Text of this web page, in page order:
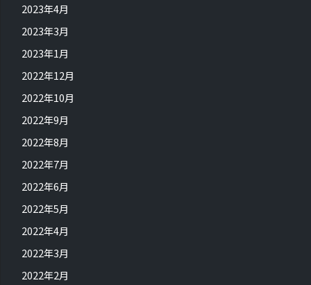
2023年4月
2023年3月
2023年1月
2022年12月
2022年10月
2022年9月
2022年8月
2022年7月
2022年6月
2022年5月
2022年4月
2022年3月
2022年2月